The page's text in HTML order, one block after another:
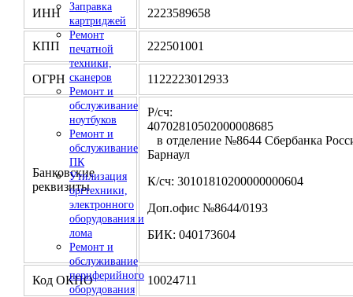
Заправка
картриджей
Ремонт
печатной
техники,
сканеров
Ремонт и
обслуживание
ноутбуков
Ремонт и
обслуживание
ПК
Утилизация
оргтехники,
электронного
оборудования и
лома
Ремонт и
обслуживание
периферийного
оборудования
ИНН 2223589658
КПП 222501001
ОГРН 1122223012933
Банковские
реквизиты
Р/сч:
в отделение №8644 Сбербанка
Барнаул
К/сч: 30101810200000000604
Доп.офис №8644/0193
БИК: 040173604
Код ОКПО 10024711